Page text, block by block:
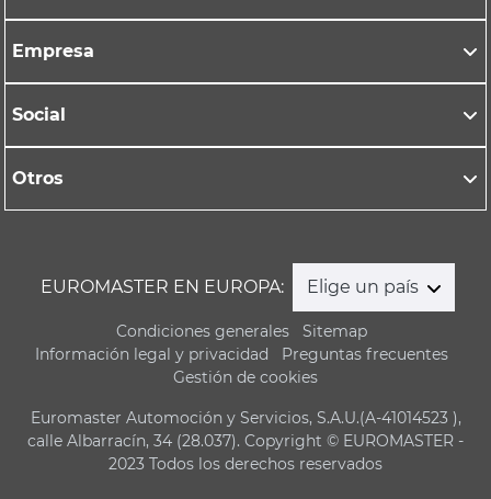
Empresa
Social
Otros
EUROMASTER EN EUROPA: Elige un país
Condiciones generales
Sitemap
Información legal y privacidad
Preguntas frecuentes
Gestión de cookies
Euromaster Automoción y Servicios, S.A.U.(A-41014523 ),
calle Albarracín, 34 (28.037). Copyright © EUROMASTER -
2023 Todos los derechos reservados